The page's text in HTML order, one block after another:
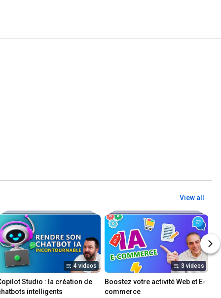
View all
4 videos
Studio : la création de
intelligents
3 videos
Boostez votre activité Web et E-
commerce